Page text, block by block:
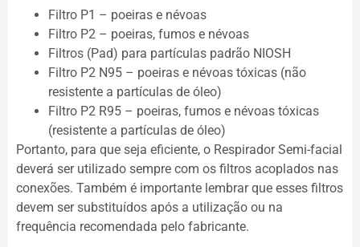
Filtro P1 – poeiras e névoas
Filtro P2 – poeiras, fumos e névoas
Filtros (Pad) para partículas padrão NIOSH
Filtro P2 N95 – poeiras e névoas tóxicas (não
resistente a partículas de óleo)
Filtro P2 R95 – poeiras, fumos e névoas tóxicas
(resistente a partículas de óleo)
Portanto, para que seja eficiente, o Respirador Semi-facial
deverá ser utilizado sempre com os filtros acoplados nas
conexões. Também é importante lembrar que esses filtros
devem ser substituídos após a utilização ou na
frequência recomendada pelo fabricante.